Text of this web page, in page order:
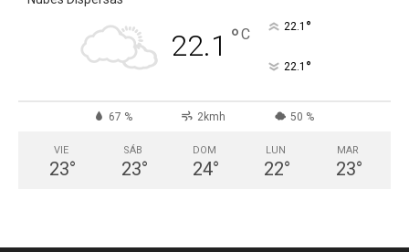
22.1 °C 22.1 °
22.1 °
67 % 2kmh 50 %
VIE
23°
SÁB
23°
DOM
24°
LUN
22°
MAR
23°